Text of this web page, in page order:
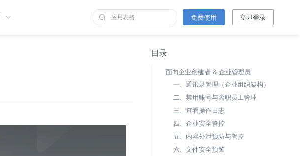
免费使用 立即登录
目录
面向企业创建者 & 企业管理员
一、通讯录管理（企业组织架构）
二、禁用账号与离职员工管理
三、查看操作日志
四、企业安全管控
五、内容外泄预防与管控
六、文件安全预警